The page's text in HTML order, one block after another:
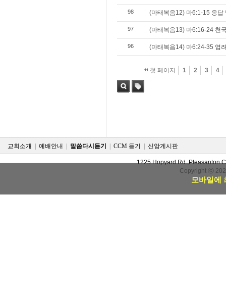
98 (마태복음12) 마6:1-15 응답
97 (마태복음13) 마6:16-24 천
96 (마태복음14) 마6:24-35 염
첫 페이지 1 2 3 4
교회소개 예배안내 말씀다시듣기 CCM 듣기 신앙게시판
1225 Hopyard Rd.,Pleasanton
Copyright ⓒ
모바일에